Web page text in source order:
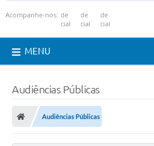
Acompanhe-nos:
MENU
Audiências Públicas
Audiências Públicas